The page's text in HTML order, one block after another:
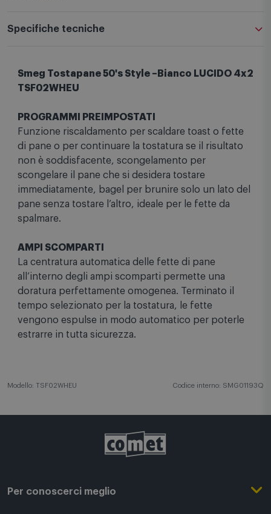
Specifiche tecniche
Smeg Tostapane 50's Style –Bianco LUCIDO 4x2
TSF02WHEU
PROGRAMMI PREIMPOSTATI
Funzione riscaldamento per scaldare toast o fette
di pane o per continuare la tostatura se il risultato
non è soddisfacente, scongelamento per
scongelare il pane che si desidera tostare
immediatamente, bagel per brunire solo un lato del
pane senza tostare l’altro, ideale per le fette da
spalmare.
AMPI SCOMPARTI
La centratura automatica delle fette di pane
all’interno degli ampi scomparti permette una
doratura perfettamente omogenea. Terminato il
tempo selezionato per la tostatura, le fette
vengono espulse in modo automatico per poterle
estrarre in tutta sicurezza.
Modello: TSF02WHEU Codice interno: SMG01193Q
Per conoscerci meglio